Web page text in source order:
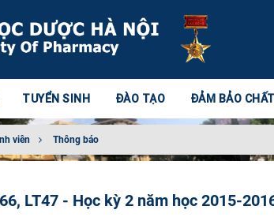
TUYỂN SINH ĐÀO TẠO ĐẢM BẢO
viên Thông báo
LT47 - Học kỳ 2 năm học 2015-